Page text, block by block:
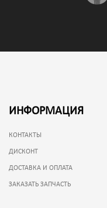
ИНФОРМАЦИЯ
КОНТАКТЫ
ДИСКОНТ
ДОСТАВКА И ОПЛАТА
ЗАКАЗАТЬ ЗАПЧАСТЬ